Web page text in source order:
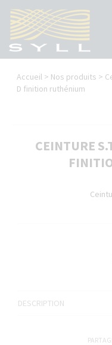
contenu
principal
Vous
êtes
Accueil > Nos produits >
D finition ruthénium
CEINTURE
DESCRIPTION